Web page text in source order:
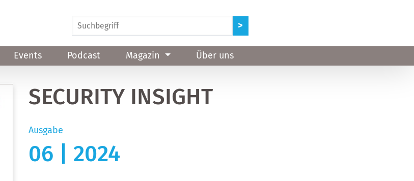
Events Podcast Magazin Über uns
SECURITY INSIGHT
Ausgabe
06 | 2024